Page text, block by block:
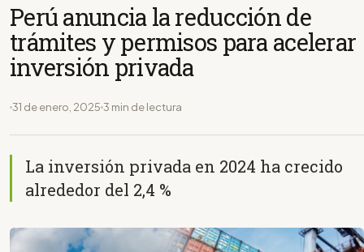
Perú anuncia la reducción de
trámites y permisos para acelerar
inversión privada
31 de enero, 2025 3 min de lectura
La inversión privada en 2024 ha crecido
alrededor del 2,4 %